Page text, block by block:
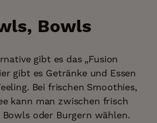
Bowls
gibt es das „Fusion
gibt es Getränke und Essen
Bei frischen Smoothies,
kann man zwischen frisch
oder Burgern wählen.